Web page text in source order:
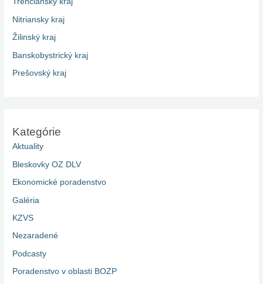
Nitriansky kraj
Žilinský kraj
Banskobystrický kraj
Prešovský kraj
Kategórie
Aktuality
Bleskovky OZ DLV
Ekonomické poradenstvo
Galéria
KZVS
Nezaradené
Podcasty
Poradenstvo v oblasti BOZP